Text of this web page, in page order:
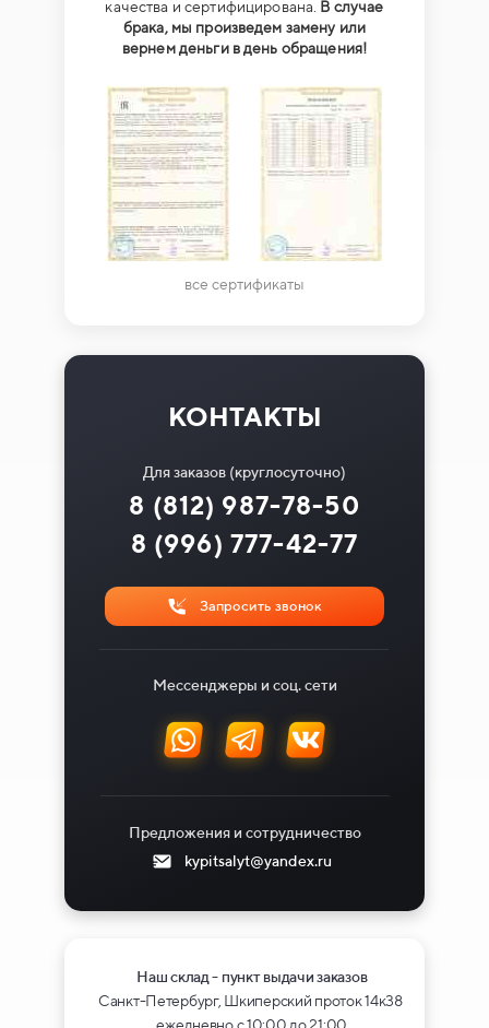
качества и сертифицирована. В случае
брака, мы произведем замену или
вернем деньги в день обращения!
все сертификаты
КОНТАКТЫ
Для заказов (круглосуточно)
8 (996) 777-42-77
8 (812) 987-78-50
Запросить звонок
Мессенджеры и соц. сети
Предложения и сотрудничество
kypitsalyt@yandex.ru
Наш склад - пункт выдачи заказов
Санкт-Петербург, Шкиперский проток 14к38
ежедневно с 10:00 до 21:00